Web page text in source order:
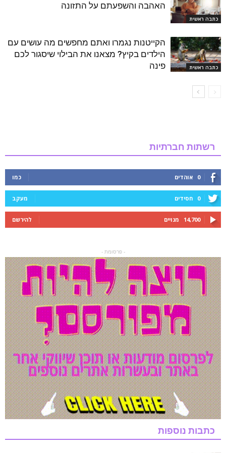
כתבה ראשית
האהבה והשפעתם על התזונה
כתבה ראשית
הקייטנות נגמרו ואתם מחפשים מה עושים עם
הילדים בקיץ? מצאנו את הבילוי שיסגור לכם
פינה
רשתות חברתיות
0 אוהדים כמו
0 חסידים מעקב
14,700 מנויים להירשם
- פרסומת -
כתבות נוספות